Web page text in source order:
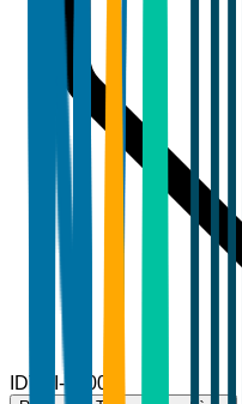
IDTBI-77007